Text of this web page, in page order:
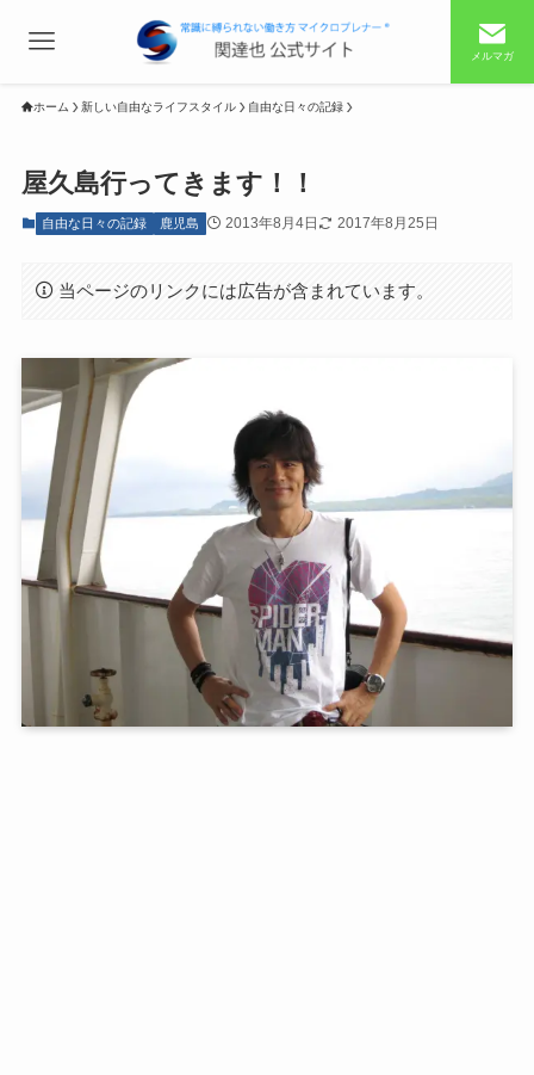
メルマガ
ホーム 新しい自由なライフスタイル 自由な日々の記録
屋久島行ってきます！！
自由な日々の記録 鹿児島 2013年8月4日 2017年8月25日
当ページのリンクには広告が含まれています。